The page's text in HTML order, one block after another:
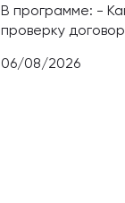
В программе: -
проверку
06/08/2026